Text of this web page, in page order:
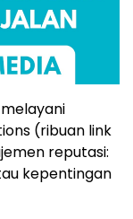
(ribuan link
reputasi:
kepentingan